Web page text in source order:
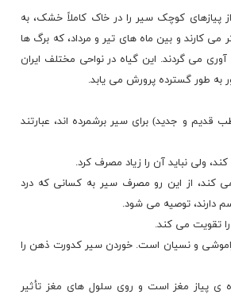
پیازهای کوچک سیر را در خاک کاملاً خشک، به
۲۰ سانتی متر می کارند و بین ماه های تیر و مرداد، که برگ ها
می گردند. این گیاه در نواحی مختلف ایران
طور گسترده پرورش می یابد.
قدیم و جدید) برای سیر برشمرده اند، عبارتند
کند، از این رو مصرف سیر به کسانی که درد
دارند، توصیه می شود.
و نسیان است. خوردن سیر کدورت ذهن را
ی پیاز مغز است و روی سلول های مغز تأثیر